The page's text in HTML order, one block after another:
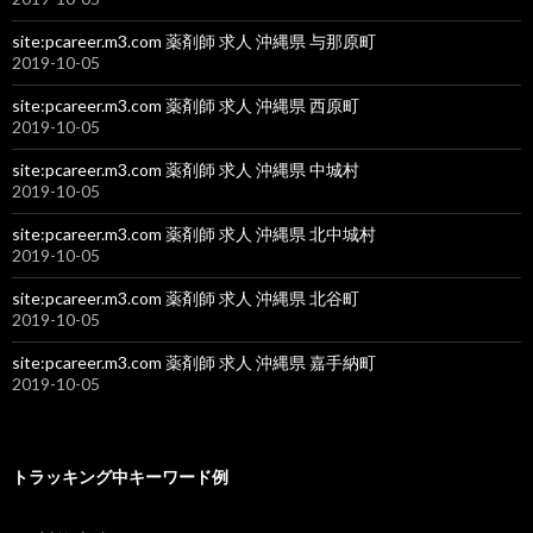
site:pcareer.m3.com 薬剤師 求人 沖縄県 与那原町
2019-10-05
site:pcareer.m3.com 薬剤師 求人 沖縄県 西原町
2019-10-05
site:pcareer.m3.com 薬剤師 求人 沖縄県 中城村
2019-10-05
site:pcareer.m3.com 薬剤師 求人 沖縄県 北中城村
2019-10-05
site:pcareer.m3.com 薬剤師 求人 沖縄県 北谷町
2019-10-05
site:pcareer.m3.com 薬剤師 求人 沖縄県 嘉手納町
2019-10-05
トラッキング中キーワード例